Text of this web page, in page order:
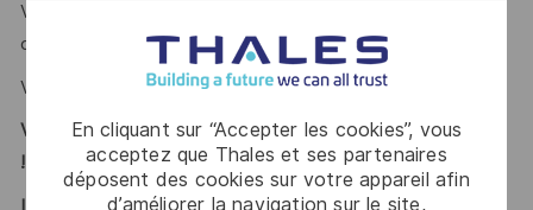
En cliquant sur “Accepter les cookies”, vous
acceptez que Thales et ses partenaires
déposent des cookies sur votre appareil afin
d’améliorer la navigation sur le site,
Vous savez présenter et vulgariser des sujets techniques
complexes auprès de publics variés ?
Vous parlez anglais ?
Vous vous reconnaissez ? Alors ce poste est fait pour vous
!